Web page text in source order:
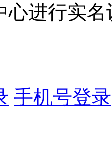
心进行实名
手机号登录